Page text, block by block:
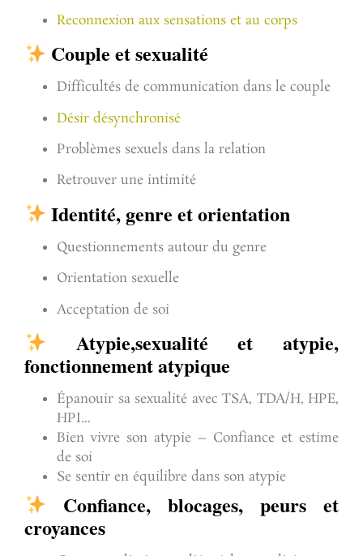
Reconnexion aux sensations et au corps
Couple et sexualité
Difficultés de communication dans le couple
Désir désynchronisé
Problèmes sexuels dans la relation
Retrouver une intimité
Identité, genre et orientation
Questionnements autour du genre
Orientation sexuelle
Acceptation de soi
Atypie,sexualité et atypie,
fonctionnement atypique
Épanouir sa sexualité avec TSA, TDA/H, HPE,
HPI…
Bien vivre son atypie – Confiance et estime
de soi
Se sentir en équilibre dans son atypie
Confiance, blocages, peurs et
croyances